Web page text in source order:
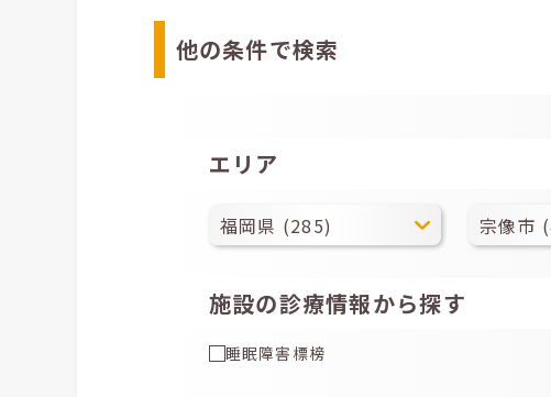
他の条件で検索
エリア
施設の診療情報から探す
睡眠障害標榜